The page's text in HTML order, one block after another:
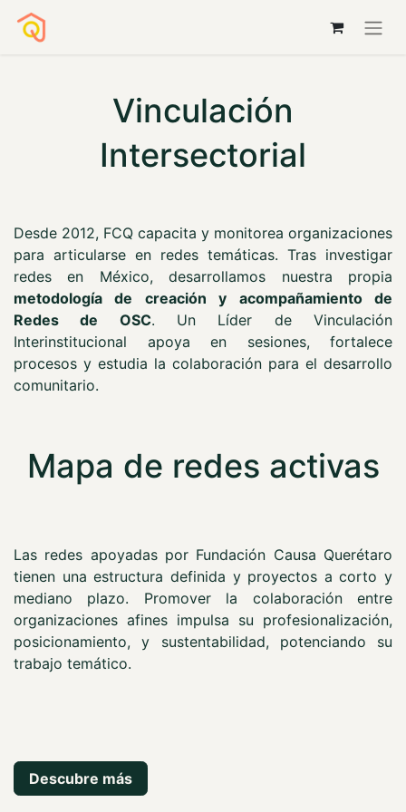
Vinculación
Intersectorial
Desde 2012, FCQ capacita y monitorea organizaciones
para articularse en redes temáticas. Tras investigar
redes en México, desarrollamos nuestra propia
metodología de creación y acompañamiento de
Redes de OSC. Un Líder de Vinculación
Interinstitucional apoya en sesiones, fortalece
procesos y estudia la colaboración para el desarrollo
comunitario.
Mapa de redes activas
Las redes apoyadas por Fundación Causa Querétaro
tienen una estructura definida y proyectos a corto y
mediano plazo. Promover la colaboración entre
organizaciones afines impulsa su profesionalización,
posicionamiento, y sustentabilidad, potenciando su
trabajo temático.
Descubre más